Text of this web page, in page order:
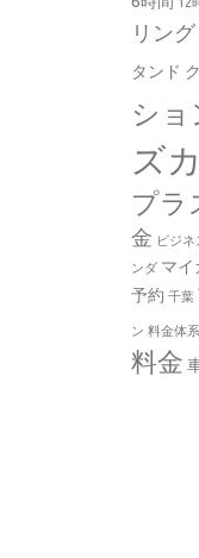
リング
タンド
ショ
ズ
プラ
金 ビジネ
ンダ マイ
予約 千葉
ン 料金体系
料金